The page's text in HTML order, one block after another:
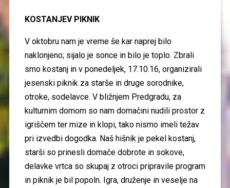
KOSTANJEV PIKNIK
V oktobru nam je vreme še kar naprej bilo
naklonjeno; sijalo je sonce in bilo je toplo. Zbrali
smo kostanj in v ponedeljek, 17.10.16, organizirali
jesenski piknik za starše in druge sorodnike,
otroke, sodelavce. V bližnjem Predgradu, za
kulturnim domom so nam domačini nudili prostor z
igriščem ter mize in klopi, tako nismo imeli težav
pri izvedbi dogodka. Naš hišnik je pekel kostanj,
starši so prinesli domače dobrote in sokove,
delavke vrtca so skupaj z otroci pripravile program
in piknik je bil popoln. Igra, druženje in veselje na